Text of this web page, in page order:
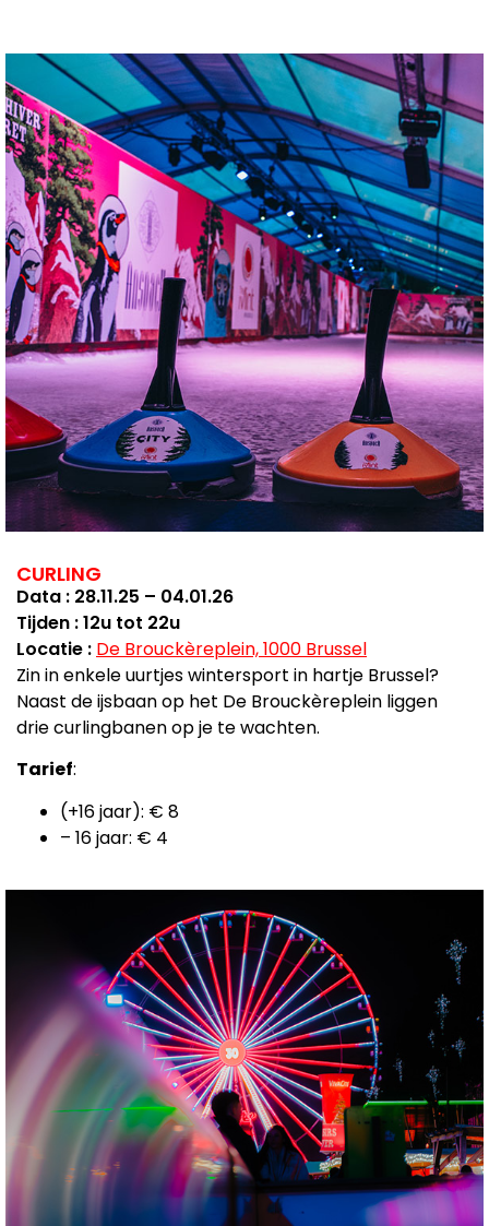
CURLING
Data : 28.11.25 – 04.01.26
Tijden : 12u tot 22u
Locatie : De Brouckèreplein, 1000 Brussel
Zin in enkele uurtjes wintersport in hartje Brussel?
Naast de ijsbaan op het De Brouckèreplein liggen
drie curlingbanen op je te wachten.
Tarief:
(+16 jaar): € 8
– 16 jaar: € 4